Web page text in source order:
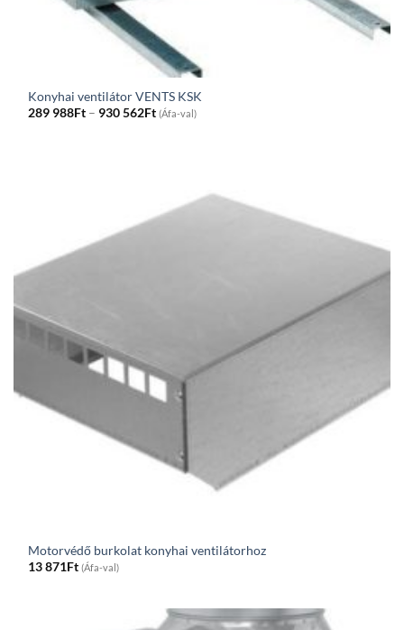
Konyhai ventilátor VENTS KSK
289 988Ft – 930 562FtPrice
range:
(Áfa-val)
Motorvédő burkolat konyhai ventilátorhoz
13 871Ft (Áfa-val)